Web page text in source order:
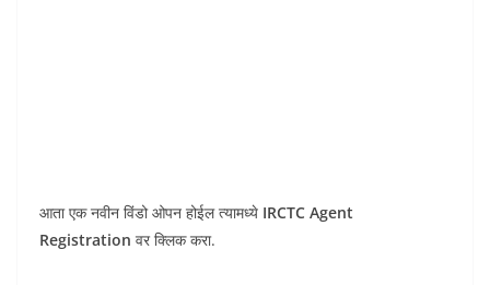
आता एक नवीन विंडो ओपन होईल त्यामध्ये IRCTC Agent
Registration वर क्लिक करा.